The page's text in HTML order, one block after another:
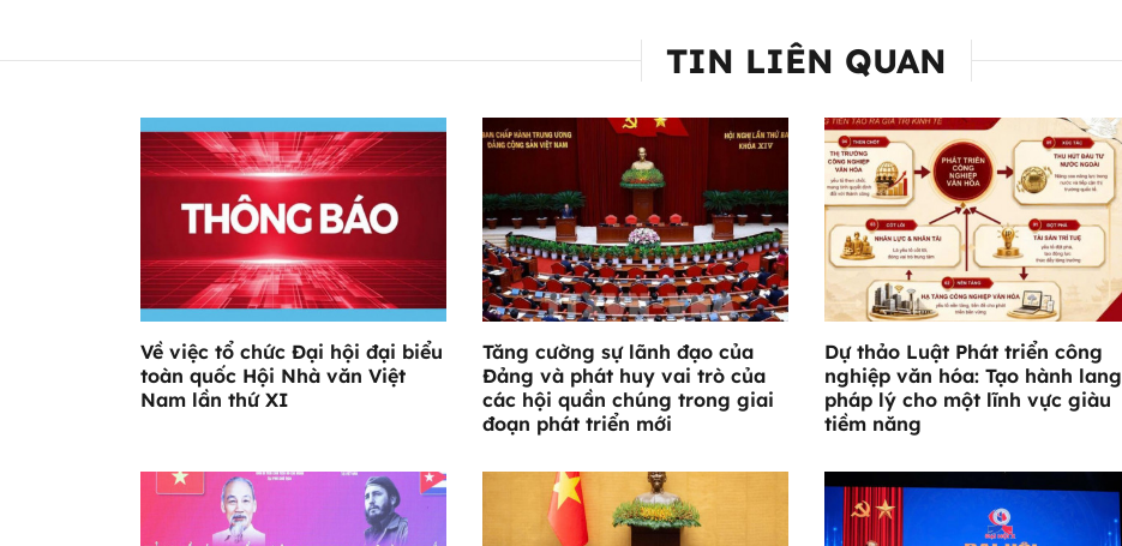
TIN LIÊN QUAN
Về việc tổ chức Đại hội đại biểu
toàn quốc Hội Nhà văn Việt
Nam lần thứ XI
Tăng cường sự lãnh đạo của
Đảng và phát huy vai trò của
các hội quần chúng trong giai
đoạn phát triển mới
Dự thảo Luật Phát triển công
nghiệp văn hóa: Tạo hành lang
pháp lý cho một lĩnh vực giàu
tiềm năng